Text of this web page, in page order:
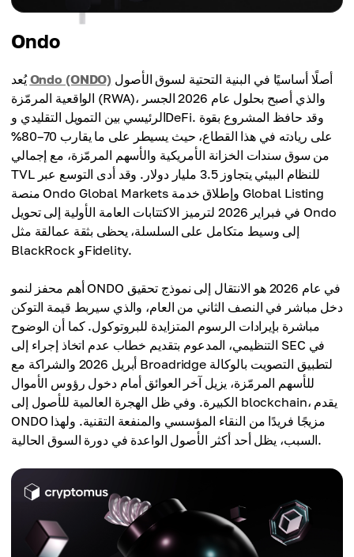
Ondo
يُعدOndo (ONDO)
الواقعية المرمّزة (RWA)، والذي أصبح بحلول عام 2026 الجسر
الرئيسي بين التمويل التقليدي وDeFi. وقد حافظ المشروع بقوة
على ريادته في هذا القطاع، حيث يسيطر على ما يقارب 70–80%
من سوق سندات الخزانة الأمريكية والأسهم المرمّزة، مع إجمالي
TVL للنظام البيئي يتجاوز 3.5 مليار دولار. وقد أدى التوسع عبر
منصة Ondo Global Markets وإطلاق خدمة Global Listing
في فبراير 2026 لترميز الاكتتابات العامة الأولية إلى تحويل Ondo
إلى وسيط متكامل على السلسلة، يحظى بثقة عمالقة مثل
BlackRock وFidelity.
أهم محفز لنمو ONDO في عام 2026 هو الانتقال إلى نموذج تحقيق
دخل مباشر في النصف الثاني من العام، والذي سيربط قيمة التوكن
مباشرة بإيرادات الرسوم المتزايدة للبروتوكول. كما أن الوضوح
التنظيمي، المدعوم بتقديم خطاب عدم اتخاذ إجراء إلى SEC في
أبريل 2026 والشراكة مع Broadridge لتطبيق التصويت بالوكالة
للأسهم المرمّزة، يزيل آخر العوائق أمام دخول رؤوس الأموال
الكبيرة. وفي ظل الهجرة العالمية للأصول إلى blockchain، يقدم
ONDO مزيجًا فريدًا من النقاء المؤسسي والمنفعة التقنية. ولهذا
السبب، يظل أحد أكثر الأصول الواعدة في دورة السوق الحالية.